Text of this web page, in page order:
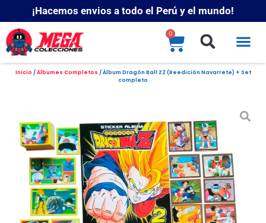
¡Hacemos envios a todo el Perú y el mundo!
0
Inicio /Álbumes Completos / Álbum Dragón Ball Z2 (Reedición Navarrete) + Set
completo